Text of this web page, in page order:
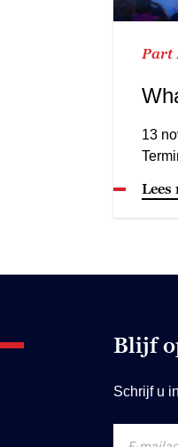
Part
13
Lees
Blijf
Schrijf u